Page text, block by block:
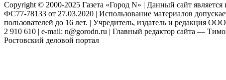
Copyright © 2000-2025 Газета «Город N» | Данный сайт
ФС77-78133 от 27.03.2020 | Использование материалов
пользователей до 16 лет. | Учредитель, издатель и редакция
2 910 610 | e-mail: n@gorodn.ru | Главный редактор сайта —
Ростовский деловой портал